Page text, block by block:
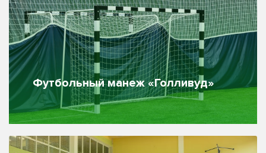
Футбольный манеж «Голливуд»